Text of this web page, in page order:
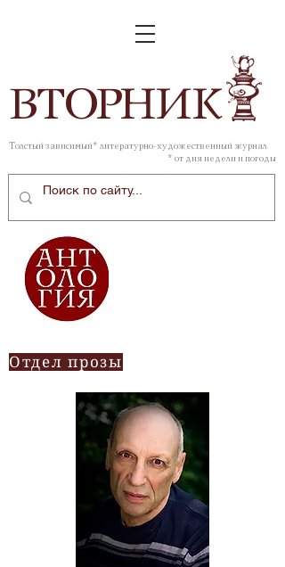
ВТОРНИК
Толстый зависимый* литературно-художественный журнал
* от дня недели и погоды
Отдел прозы